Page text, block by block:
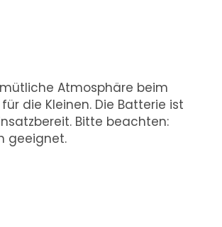
Atmosphäre beim
die Kleinen. Die Batterie ist
Bitte beachten:
geeignet.